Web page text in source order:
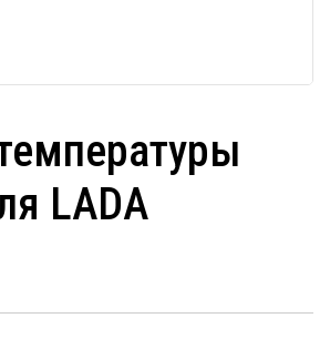
LADA